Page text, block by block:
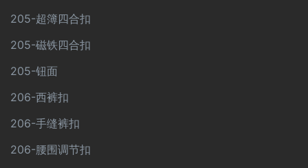
205-超簿四合扣
205-磁铁四合扣
205-钮面
206-西裤扣
206-手缝裤扣
206-腰围调节扣